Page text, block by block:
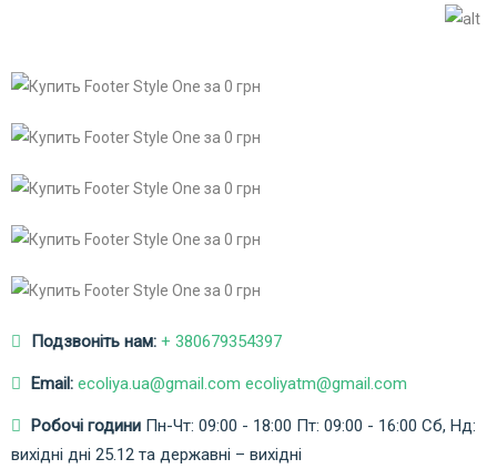
Подзвоніть нам: + 380679354397
Email: ecoliya.ua@gmail.com ecoliyatm@gmail.com
Робочі години Пн-Чт: 09:00 - 18:00 Пт: 09:00 - 16:00 Сб, Нд:
вихідні дні 25.12 та державні – вихідні